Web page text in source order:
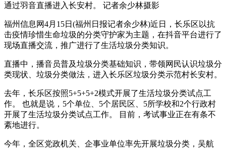
通过羽音直播进入长安村。 记者余少林摄影
福州信息网4月15日(福州日报记者余少林)近日，长乐区以抗
击疫情珍惜生命垃圾的分类守护家为主题，在抖音平台进行了
现场直播交流，推广进行了生活垃圾分类知识。
直播中，播音员普及垃圾分类基础知识，带领网民认识垃圾分
类现状、垃圾分类做法，进入长乐区垃圾分类示范村长安村。
去年，长乐区按照5+5+5+2模式开展了生活垃圾分类试点工
作。 也就是说，5个单位、5个居民区、5所学校和2个行政村
开展了生活垃圾分类试点工作。 目前，考试事业正在有条不
紊地进行。
今年，全区党政机关、企事业单位率先开展垃圾分类，吴航